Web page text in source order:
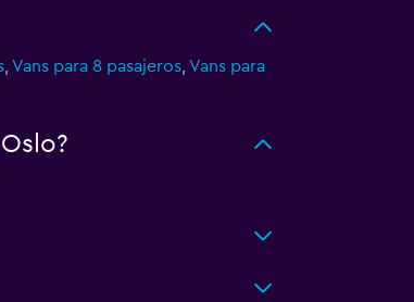
, Vans para 8 pasajeros, Vans para